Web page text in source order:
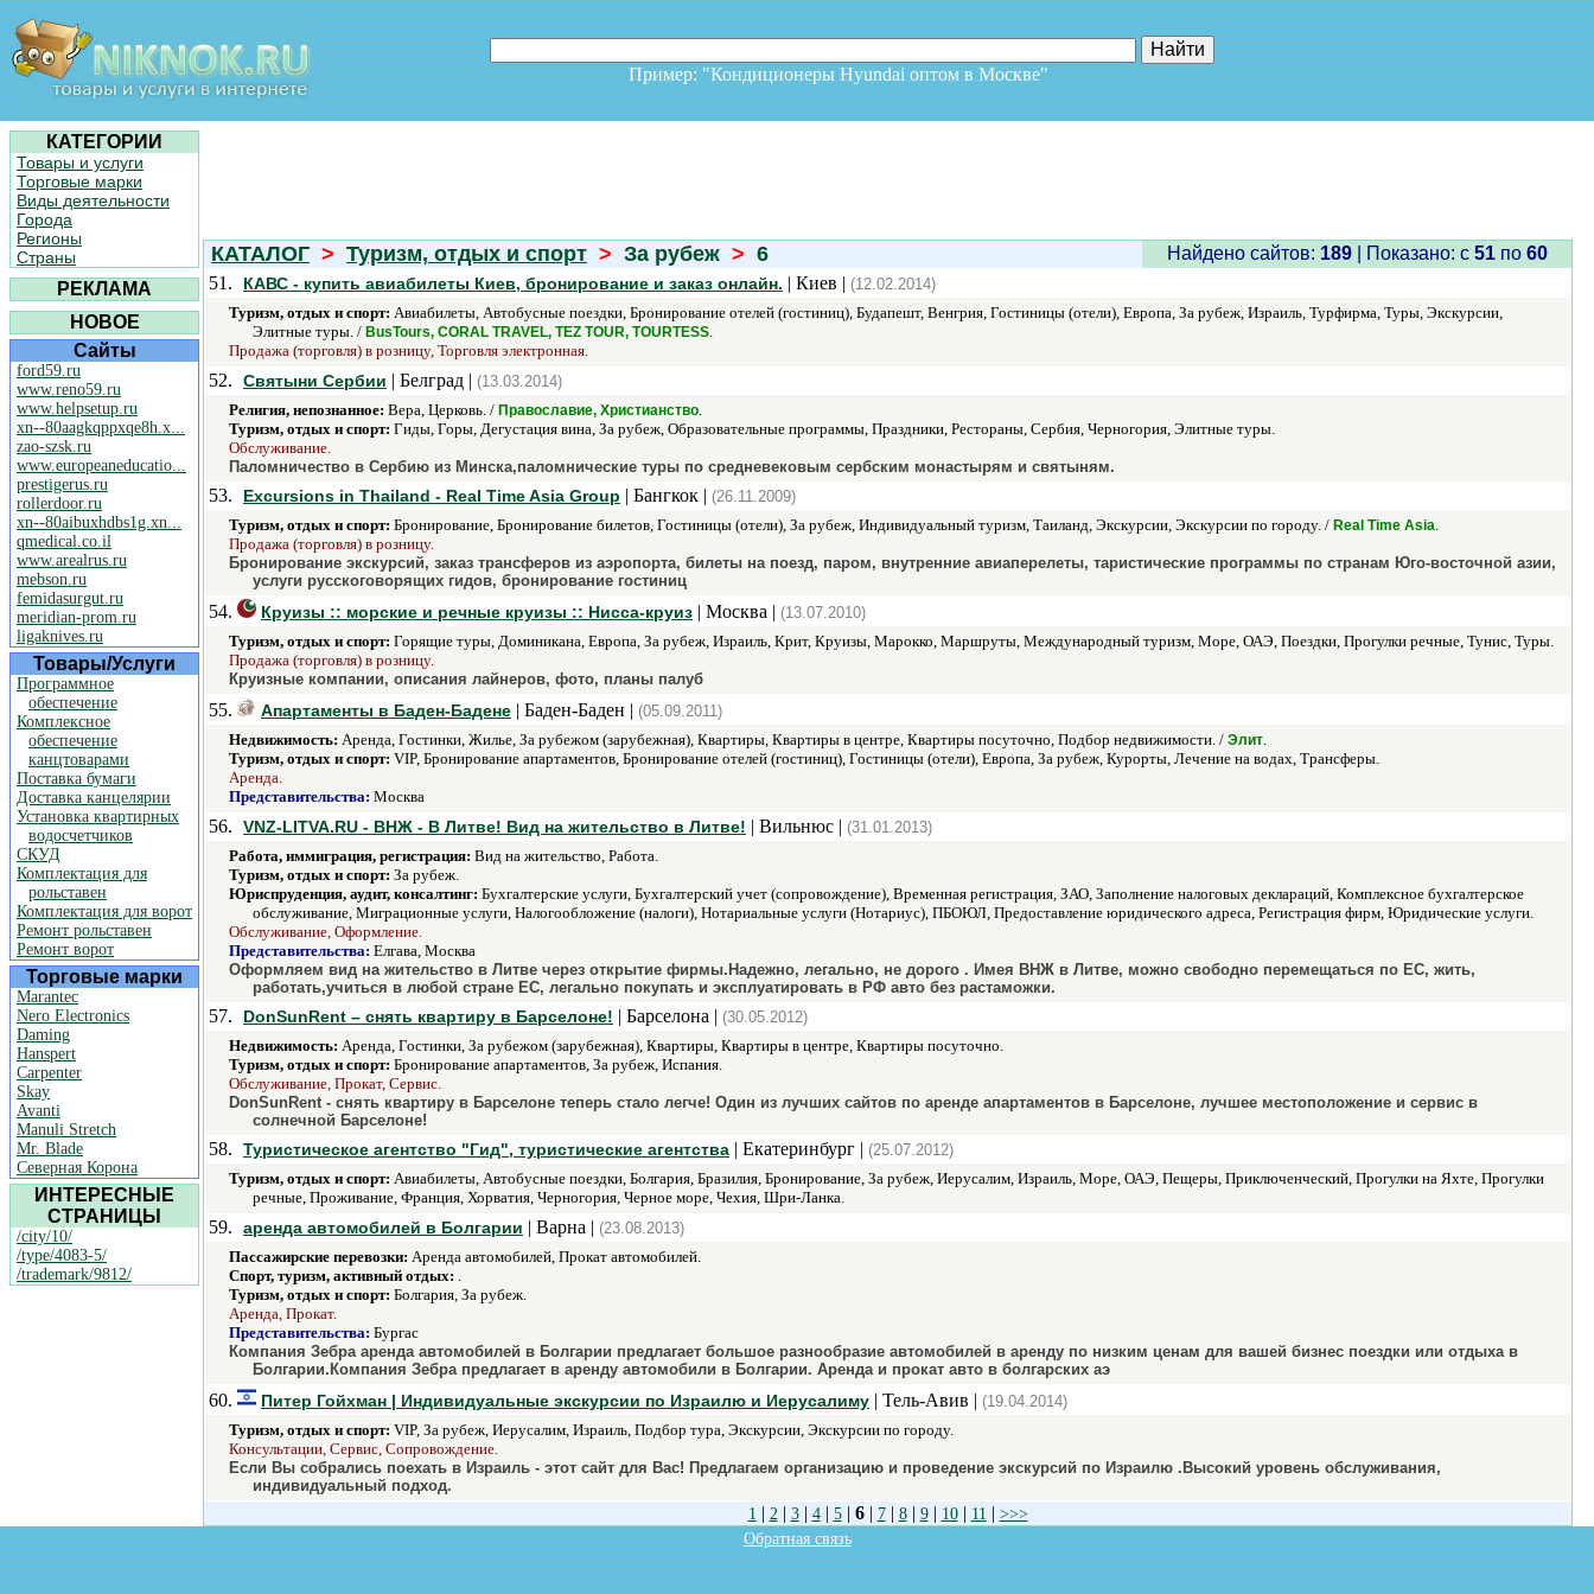
Пример: "Кондиционеры Hyundai оптом в Москве"
КАТЕГОРИИ
Товары и услуги
Торговые марки
Виды деятельности
Города
Регионы
Страны
РЕКЛАМА
НОВОЕ
Сайты
ford59.ru
www.reno59.ru
www.helpsetup.ru
xn--80aagkqppxqe8h.x...
zao-szsk.ru
www.europeaneducatio...
prestigerus.ru
rollerdoor.ru
xn--80aibuxhdbs1g.xn...
qmedical.co.il
www.arealrus.ru
mebson.ru
femidasurgut.ru
meridian-prom.ru
ligaknives.ru
Товары/Услуги
Программное
обеспечение
Комплексное
обеспечение
канцтоварами
Поставка бумаги
Доставка канцелярии
Установка квартирных
водосчетчиков
СКУД
Комплектация для
рольставен
Комплектация для ворот
Ремонт рольставен
Ремонт ворот
Торговые марки
Marantec
Nero Electronics
Daming
Hanspert
Carpenter
Skay
Avanti
Manuli Stretch
Mr. Blade
Северная Корона
ИНТЕРЕСНЫЕ
СТРАНИЦЫ
/city/10/
/type/4083-5/
/trademark/9812/
КАТАЛОГ > Туризм, отдых и спорт > За рубеж > 6 Найдено сайтов: 189| Показано: c 51по 60
51.
КАВС - купить авиабилеты Киев, бронирование и заказ онлайн. | Киев | (12.02.2014)
Туризм, отдых и спорт: Авиабилеты, Автобусные поездки, Бронирование отелей (гостиниц), Будапешт, Венгрия, Гостиницы (отели), Европа, За рубеж, Израиль, Турфирма, Туры, Экскурсии,
Элитные туры. / BusTours, CORAL TRAVEL, TEZ TOUR, TOURTESS.
Продажа (торговля) в розницу, Торговля электронная.
52. Святыни Сербии | Белград | (13.03.2014)
Религия, непознанное: Вера, Церковь. / Православие, Христианство.
Туризм, отдых и спорт: Гиды, Горы, Дегустация вина, За рубеж, Образовательные программы, Праздники, Рестораны, Сербия, Черногория, Элитные туры.
Обслуживание.
Паломничество в Сербию из Минска,паломнические туры по средневековым сербским монастырям и святыням.
53. Excursions in Thailand - Real Time Asia Group | Бангкок | (26.11.2009)
Туризм, отдых и спорт: Бронирование, Бронирование билетов, Гостиницы (отели), За рубеж, Индивидуальный туризм, Таиланд, Экскурсии, Экскурсии по городу. / Real Time Asia.
Продажа (торговля) в розницу.
Бронирование экскурсий, заказ трансферов из аэропорта, билеты на поезд, паром, внутренние авиаперелеты, таристические программы по странам Юго-восточной азии,
услуги русскоговорящих гидов, бронирование гостиниц
54. Круизы :: морские и речные круизы :: Нисса-круиз | Москва | (13.07.2010)
Туризм, отдых и спорт: Горящие туры, Доминикана, Европа, За рубеж, Израиль, Крит, Круизы, Марокко, Маршруты, Международный туризм, Море, ОАЭ, Поездки, Прогулки речные, Тунис, Туры.
Продажа (торговля) в розницу.
Круизные компании, описания лайнеров, фото, планы палуб
55. Апартаменты в Баден-Бадене | Баден-Баден | (05.09.2011)
Недвижимость: Аренда, Гостинки, Жилье, За рубежом (зарубежная), Квартиры, Квартиры в центре, Квартиры посуточно, Подбор недвижимости. / Элит.
Туризм, отдых и спорт: VIP, Бронирование апартаментов, Бронирование отелей (гостиниц), Гостиницы (отели), Европа, За рубеж, Курорты, Лечение на водах, Трансферы.
Аренда.
Представительства: Москва
56. VNZ-LITVA.RU - ВНЖ - В Литве! Вид на жительство в Литве! | Вильнюс | (31.01.2013)
Работа, иммиграция, регистрация: Вид на жительство, Работа.
Туризм, отдых и спорт: За рубеж.
Юриспруденция, аудит, консалтинг: Бухгалтерские услуги, Бухгалтерский учет (сопровождение), Временная регистрация, ЗАО, Заполнение налоговых деклараций, Комплексное бухгалтерское
обслуживание, Миграционные услуги, Налогообложение (налоги), Нотариальные услуги (Нотариус), ПБОЮЛ, Предоставление юридического адреса, Регистрация фирм, Юридические услуги.
Обслуживание, Оформление.
Представительства: Елгава, Москва
Оформляем вид на жительство в Литве через открытие фирмы.Надежно, легально, не дорого . Имея ВНЖ в Литве, можно свободно перемещаться по ЕС, жить,
работать,учиться в любой стране ЕС, легально покупать и эксплуатировать в РФ авто без растаможки.
57. DonSunRent – снять квартиру в Барселоне! | Барселона | (30.05.2012)
Недвижимость: Аренда, Гостинки, За рубежом (зарубежная), Квартиры, Квартиры в центре, Квартиры посуточно.
Туризм, отдых и спорт: Бронирование апартаментов, За рубеж, Испания.
Обслуживание, Прокат, Сервис.
DonSunRent - снять квартиру в Барселоне теперь стало легче! Один из лучших сайтов по аренде апартаментов в Барселоне, лучшее местоположение и сервис в
солнечной Барселоне!
58. Туристическое агентство "Гид", туристические агентства | Екатеринбург | (25.07.2012)
Туризм, отдых и спорт: Авиабилеты, Автобусные поездки, Болгария, Бразилия, Бронирование, За рубеж, Иерусалим, Израиль, Море, ОАЭ, Пещеры, Приключенческий, Прогулки на Яхте, Прогулки
речные, Проживание, Франция, Хорватия, Черногория, Черное море, Чехия, Шри-Ланка.
59. аренда автомобилей в Болгарии | Варна | (23.08.2013)
Пассажирские перевозки: Аренда автомобилей, Прокат автомобилей.
Спорт, туризм, активный отдых: .
Туризм, отдых и спорт: Болгария, За рубеж.
Аренда, Прокат.
Представительства: Бургас
Компания Зебра аренда автомобилей в Болгарии предлагает большое разнообразие автомобилей в аренду по низким ценам для вашей бизнес поездки или отдыха в
Болгарии.Компания Зебра предлагает в аренду автомобили в Болгарии. Аренда и прокат авто в болгарских аэ
60. Питер Гойхман | Индивидуальные экскурсии по Израилю и Иерусалиму | Тель-Авив | (19.04.2014)
Туризм, отдых и спорт: VIP, За рубеж, Иерусалим, Израиль, Подбор тура, Экскурсии, Экскурсии по городу.
Консультации, Сервис, Сопровождение.
Если Вы собрались поехать в Израиль - этот сайт для Вас! Предлагаем организацию и проведение экскурсий по Израилю .Высокий уровень обслуживания,
индивидуальный подход.
1 | 2 | 3| 4| 5| 6| 7| 8| 9| 10| 11 | >>>
Обратная связь